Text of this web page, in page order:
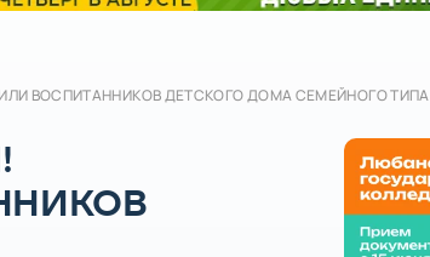
ВОСПИТАННИКОВ ДЕТСКОГО ДОМА СЕМЕЙНОГО ТИПА